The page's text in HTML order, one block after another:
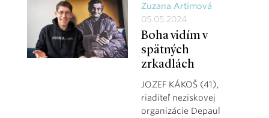
Zuzana Artimová
05.05.2024
Boha vidím v
spätných
zrkadlách
JOZEF KÁKOŠ (41),
riaditeľ neziskovej
organizácie Depaul